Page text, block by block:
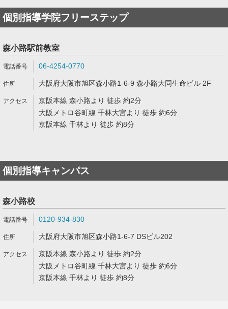
個別指導学院フリーステップ
森小路駅前教室
06-4254-0770
大阪府大阪市旭区森小路1-6-9 森小路大同生命ビル 2F
京阪本線 森小路より 徒歩 約2分
大阪メトロ谷町線 千林大宮より 徒歩 約6分
京阪本線 千林より 徒歩 約8分
個別指導キャンパス
森小路校
0120-934-830
大阪府大阪市旭区森小路1-6-7 DSビル202
京阪本線 森小路より 徒歩 約2分
大阪メトロ谷町線 千林大宮より 徒歩 約6分
京阪本線 千林より 徒歩 約8分